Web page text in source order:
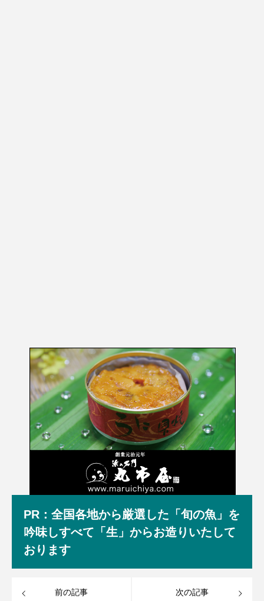
PR：全国各地から厳選した「旬の魚」を
吟味しすべて「生」からお造りいたして
おります
前の記事 次の記事